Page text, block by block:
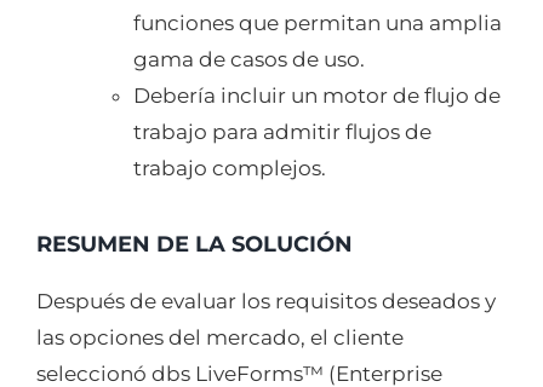
funciones que permitan una amplia
gama de casos de uso.
Debería incluir un motor de flujo de
trabajo para admitir flujos de
trabajo complejos.
RESUMEN DE LA SOLUCIÓN
Después de evaluar los requisitos deseados y
las opciones del mercado, el cliente
seleccionó dbs LiveForms™ (Enterprise